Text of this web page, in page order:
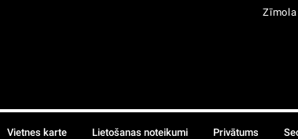
Vietnes karte Lietošanas noteikumi Privātums